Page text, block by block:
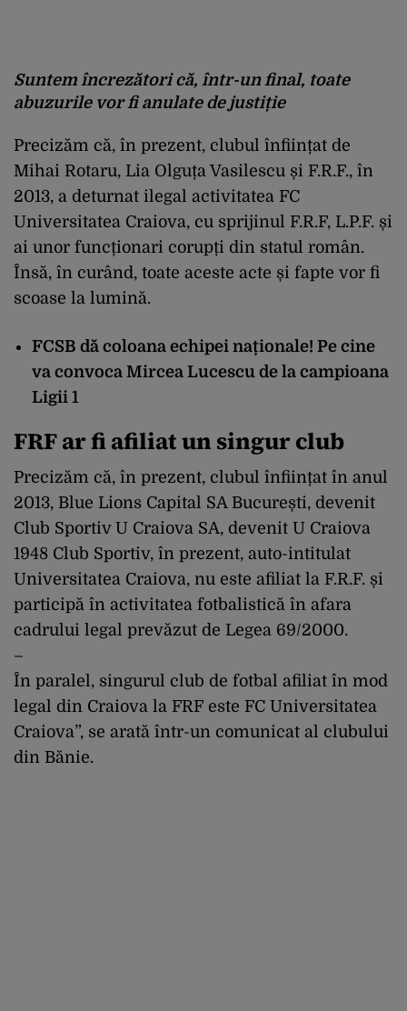
Suntem încrezători că, într-un final, toate
abuzurile vor fi anulate de justiție
Precizăm că, în prezent, clubul înființat de
Mihai Rotaru, Lia Olguța Vasilescu și F.R.F., în
2013, a deturnat ilegal activitatea FC
Universitatea Craiova, cu sprijinul F.R.F, L.P.F. și
ai unor funcționari corupți din statul român.
Însă, în curând, toate aceste acte și fapte vor fi
scoase la lumină.
FCSB dă coloana echipei naționale! Pe cine
va convoca Mircea Lucescu de la campioana
Ligii 1
FRF ar fi afiliat un singur club
Precizăm că, în prezent, clubul înființat în anul
2013, Blue Lions Capital SA București, devenit
Club Sportiv U Craiova SA, devenit U Craiova
1948 Club Sportiv, în prezent, auto-intitulat
Universitatea Craiova, nu este afiliat la F.R.F. și
participă în activitatea fotbalistică în afara
cadrului legal prevăzut de Legea 69/2000.
–
În paralel, singurul club de fotbal afiliat în mod
legal din Craiova la FRF este FC Universitatea
Craiova”, se arată într-un comunicat al clubului
din Bănie.